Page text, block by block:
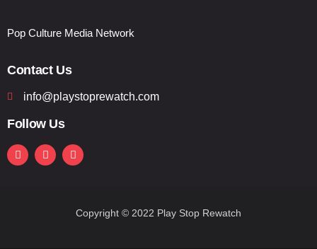
Pop Culture Media Network
Contact Us
info@playstoprewatch.com
Follow Us
Copyright © 2022 Play Stop Rewatch